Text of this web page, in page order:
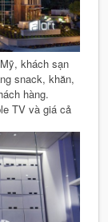
khách sạn
snack, khăn,
hàng.
TV và giá cả